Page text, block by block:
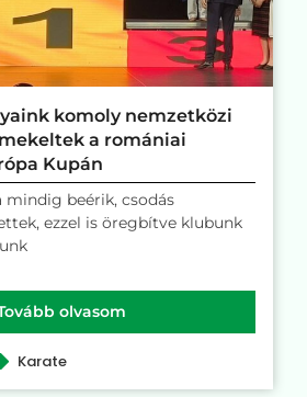
komoly nemzetközi
a romániai
Kupán
beérik, csodás
ezzel is öregbítve klubunk
olvasom
Karate